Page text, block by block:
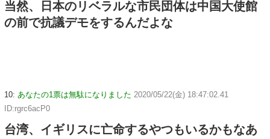
当然、日本のリベラルな市民団体は中国大使館
の前で抗議デモをするんだよな
10: あなたの1票は無駄になりました 2020/05/22(金) 18:47:02.41
ID:rgrc6acP0
台湾、イギリスに亡命するやつもいるかもなあ